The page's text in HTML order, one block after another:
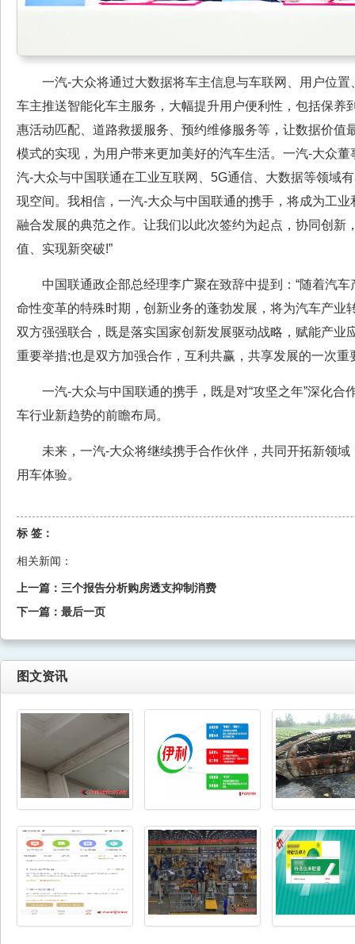
一汽-大众将通过大数据将车主信息与车联网、用户位置
车主推送智能化车主服务，大幅提升用户便利性，包括保养
惠活动匹配、道路救援服务、预约维修服务等，让数据价值
模式的实现，为用户带来更加美好的汽车生活。一汽-大众董
汽-大众与中国联通在工业互联网、5G通信、大数据等领域
现空间。我相信，一汽-大众与中国联通的携手，将成为工
融合发展的典范之作。让我们以此次签约为起点，协同创新
值、实现新突破!”
中国联通政企部总经理李广聚在致辞中提到：“随着汽车
命性变革的特殊时期，创新业务的蓬勃发展，将为汽车产业
双方强强联合，既是落实国家创新发展驱动战略，赋能产业
重要举措;也是双方加强合作，互利共赢，共享发展的一次重
一汽-大众与中国联通的携手，既是对“攻坚之年”深化合
车行业新趋势的前瞻布局。
未来，一汽-大众将继续携手合作伙伴，共同开拓新领域
用车体验。
标 签：
相关新闻：
上一篇： 三个报告分析购房透支抑制消费
下一篇： 最后一页
图文资讯